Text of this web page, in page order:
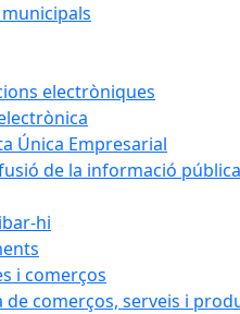
electròniques
Única Empresarial
de la informació
hi
i comerços
de comerços, serveis i